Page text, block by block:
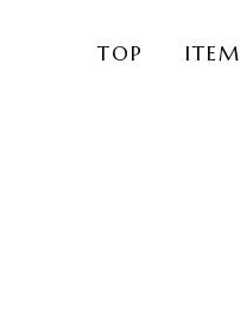
TOP ITEM